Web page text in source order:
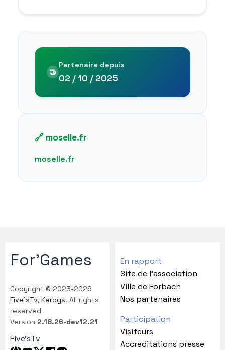
🤝
Partenaire depuis
02 / 10 / 2025
🔗 moselle.fr
moselle.fr
For'Games
Copyright © 2023-2026
Five'sTv, Kerogs. All rights
reserved
Version 2.18.26-dev12.21
Five'sTv
En rapport
Site de l'association
Ville de Forbach
Nos partenaires
Participation
Visiteurs
Accreditations presse